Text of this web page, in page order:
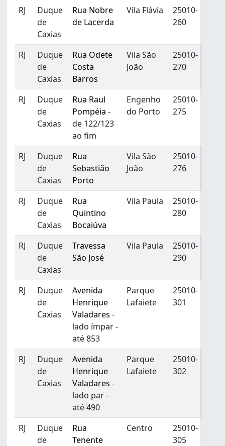
RJ
Duque
de
Caxias
Rua Nobre
de Lacerda
Vila Flávia
25010-
260
RJ
Duque
de
Caxias
Rua Odete
Costa
Barros
Vila São
João
25010-
270
RJ
Duque
de
Caxias
Rua Raul
Pompéia -
de 122/123
ao fim
Engenho
do Porto
25010-
275
RJ
Duque
de
Caxias
Rua
Sebastião
Porto
Vila São
João
25010-
276
RJ
Duque
de
Caxias
Rua
Quintino
Bocaiúva
Vila Paula
25010-
280
RJ
Duque
de
Caxias
Travessa
São José
Vila Paula
25010-
290
RJ
Duque
de
Caxias
Avenida
Henrique
Valadares -
lado ímpar -
até 853
Parque
Lafaiete
25010-
301
RJ
Duque
de
Caxias
Avenida
Henrique
Valadares -
lado par -
até 490
Parque
Lafaiete
25010-
302
RJ
Duque
de
Rua
Tenente
Centro
25010-
305